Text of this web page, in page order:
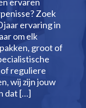
ervaren
Zoek
jaar ervaring in
om elk
groot of
reguliere
wij zijn jouw
dat […]